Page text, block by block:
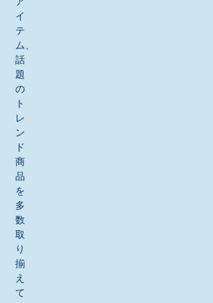
イ
テ
ム、
話
題
の
ト
レ
ン
ド
商
品
を
多
数
取
り
揃
え
て